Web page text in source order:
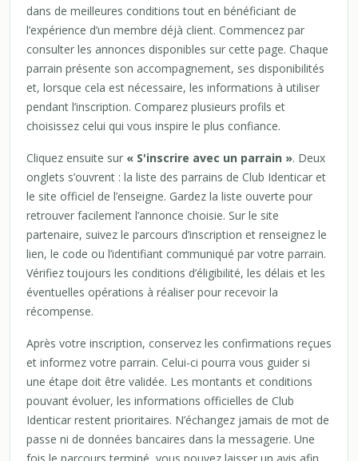
dans de meilleures conditions tout en bénéficiant de
l’expérience d’un membre déjà client. Commencez par
consulter les annonces disponibles sur cette page. Chaque
parrain présente son accompagnement, ses disponibilités
et, lorsque cela est nécessaire, les informations à utiliser
pendant l’inscription. Comparez plusieurs profils et
choisissez celui qui vous inspire le plus confiance.
Cliquez ensuite sur « S'inscrire avec un parrain ». Deux
onglets s’ouvrent : la liste des parrains de Club Identicar et
le site officiel de l’enseigne. Gardez la liste ouverte pour
retrouver facilement l’annonce choisie. Sur le site
partenaire, suivez le parcours d’inscription et renseignez le
lien, le code ou l’identifiant communiqué par votre parrain.
Vérifiez toujours les conditions d’éligibilité, les délais et les
éventuelles opérations à réaliser pour recevoir la
récompense.
Après votre inscription, conservez les confirmations reçues
et informez votre parrain. Celui-ci pourra vous guider si
une étape doit être validée. Les montants et conditions
pouvant évoluer, les informations officielles de Club
Identicar restent prioritaires. N’échangez jamais de mot de
passe ni de données bancaires dans la messagerie. Une